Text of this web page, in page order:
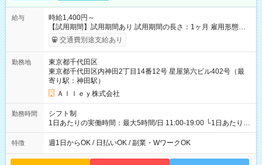
給与
時給1,400円～
【試用期間】試用期間あり 試用期間の長さ：1ヶ月 雇用形態、
給与は本採用時と同じです。
交通費別途支給あり
勤務地
東京都千代田区
東京都千代田区内神田2丁目14番12号 星屋第六ビル402号（最
寄り駅：神田駅）
Ａｌｌｅｙ株式会社
勤務時間
シフト制
1日あたりの実働時間：最大5時間/日 11:00-19:00 └1日あたりの
実働時間：1-5時間 └上記の時間帯内であれば、いつでも勤務可
能！ └平日・土曜日の中で、お好きな曜日でご勤務いただけま
18:00 などのように、自由な働き方が可能なお仕事です！
特徴 週1日からOK / 日払いOK / 副業・WワークOK